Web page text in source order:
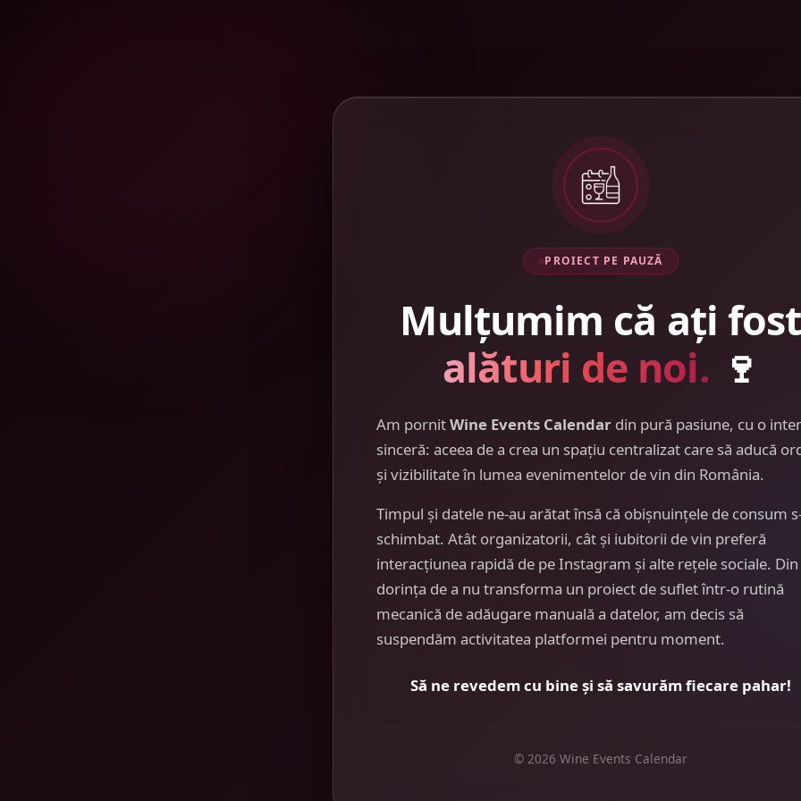
PROIECT PE PAUZĂ
Mulțumim că ați fost
alături de noi. 🍷
Am pornitWine Events Calendar din pură pasiune, cu o
sinceră: aceea de a crea un spațiu centralizat care să aducă
și vizibilitate în lumea evenimentelor de vin din România.
Timpul și datele ne-au arătat însă că obișnuințele de consum
schimbat. Atât organizatorii, cât și iubitorii de vin preferă
interacțiunea rapidă de pe Instagram și alte rețele sociale. Din
dorința de a nu transforma un proiect de suflet într-o rutină
mecanică de adăugare manuală a datelor, am decis să
suspendăm activitatea platformei pentru moment.
Să ne revedem cu bine și să savurăm fiecare pahar!
© 2026 Wine Events Calendar